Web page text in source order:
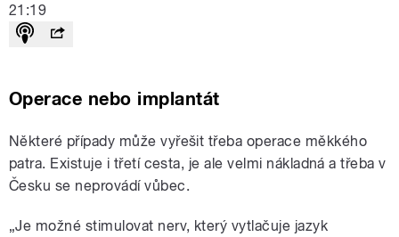
21:19
Operace nebo implantát
Některé případy může vyřešit třeba operace měkkého
patra. Existuje i třetí cesta, je ale velmi nákladná a třeba v
Česku se neprovádí vůbec.
„Je možné stimulovat nerv, který vytlačuje jazyk